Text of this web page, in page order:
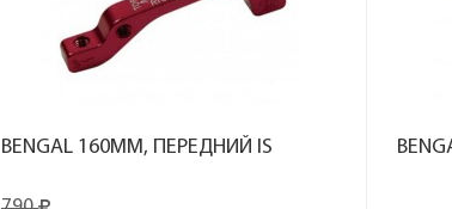
BENGAL 160MM, ПЕРЕДНИЙ IS